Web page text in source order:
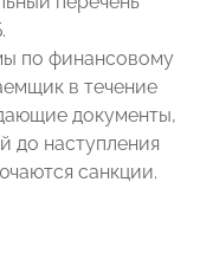
по финансовому
в течение
документы,
до наступления
санкции.